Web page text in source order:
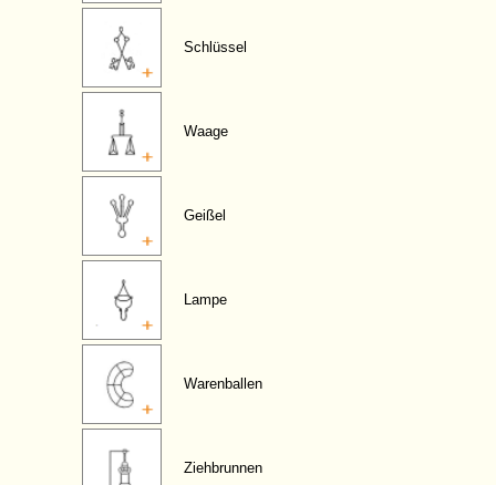
Schlüssel
Waage
Geißel
Lampe
Warenballen
Ziehbrunnen